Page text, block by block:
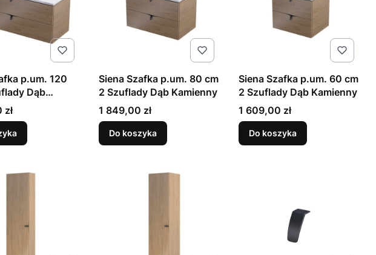
p.um. 120
Dąb
Siena Szafka p.um. 80 cm
2 Szuflady Dąb Kamienny
Cena
1 849,00 zł
Do koszyka
Siena Szafka p.um. 60 cm
2 Szuflady Dąb Kamienny
Cena
1 609,00 zł
Do koszyka